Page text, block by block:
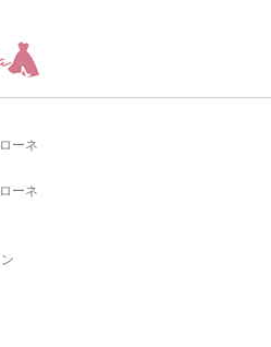
ーネ
ーネ